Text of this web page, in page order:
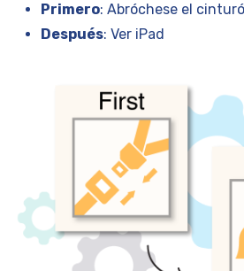
Primero: Abróchese el
Después: Ver iPad